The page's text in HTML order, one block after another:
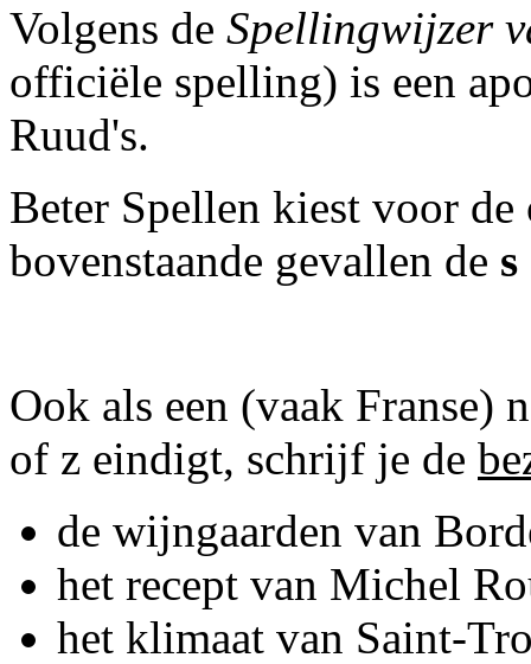
Volgens de Spellingwijzer
officiële spelling) is een
Ruud's.
Beter Spellen kiest voor
bovenstaande gevallen de s
Ook als een (vaak Franse)
of z eindigt, schrijf je de
de wijngaarden van
het recept van Michel
het klimaat van Saint-